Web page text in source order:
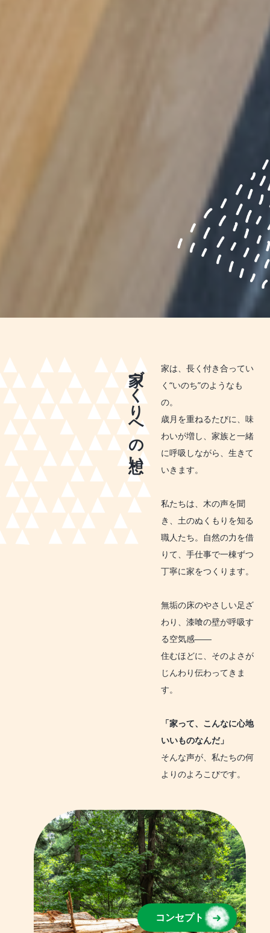
家づくりへの想い
家は、長く付き合ってい
く“いのち”のようなも
の。
歳月を重ねるたびに、味
わいが増し、家族と一緒
に呼吸しながら、生きて
いきます。
私たちは、木の声を聞
き、土のぬくもりを知る
職人たち。自然の力を借
りて、手仕事で一棟ずつ
丁寧に家をつくります。
無垢の床のやさしい足ざ
わり、漆喰の壁が呼吸す
る空気感――
住むほどに、そのよさが
じんわり伝わってきま
す。
「家って、こんなに心地
いいものなんだ」
そんな声が、私たちの何
よりのよろこびです。
コンセプト